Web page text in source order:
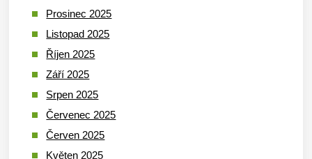
Prosinec 2025
Listopad 2025
Říjen 2025
Září 2025
Srpen 2025
Červenec 2025
Červen 2025
Květen 2025